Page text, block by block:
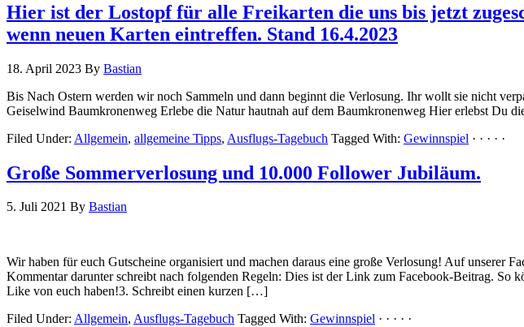
Hier ist der Lostopf für alle Freikarten die uns bis jetzt
wenn neuen Karten eintreffen. Stand 16.4.2023
18. April 2023 By Bastian
Bis Nach Ostern werden wir noch Sammeln und dann beginnt die Verlosung. Ihr wollt sie nicht
Geiselwind Baumkronenweg Erlebe die Natur hautnah auf dem Baumkronenweg Hier erlebst Du
Filed Under: Allgemein, allgemeine Tipps, Ausflugs-Tagebuch Tagged With: Gewinnspiel · · · · ·
Große Sommerverlosung und 10.000 Follower Jubiläum.
5. Juli 2021 By Bastian
Wir haben für euch Gutscheine organisiert und machen daraus eine große Verlosung! Auf unserer
Kommentar darunter schreibt nach folgenden Regeln: Dies ist der Link zum Facebook-Beitrag.
Like von euch haben!3. Schreibt einen kurzen […]
Filed Under: Allgemein, Ausflugs-Tagebuch Tagged With: Gewinnspiel · · · · ·